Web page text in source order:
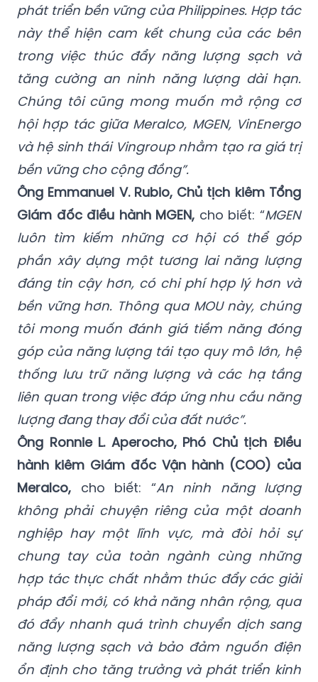
phát triển bền vững của Philippines. Hợp tác
này thể hiện cam kết chung của các bên
trong việc thúc đẩy năng lượng sạch và
tăng cường an ninh năng lượng dài hạn.
Chúng tôi cũng mong muốn mở rộng cơ
hội hợp tác giữa Meralco, MGEN, VinEnergo
và hệ sinh thái Vingroup nhằm tạo ra giá trị
bền vững cho cộng đồng”.
Ông Emmanuel V. Rubio, Chủ tịch kiêm Tổng
Giám đốc điều hành MGEN, cho biết: “MGEN
luôn tìm kiếm những cơ hội có thể góp
phần xây dựng một tương lai năng lượng
đáng tin cậy hơn, có chi phí hợp lý hơn và
bền vững hơn. Thông qua MOU này, chúng
tôi mong muốn đánh giá tiềm năng đóng
góp của năng lượng tái tạo quy mô lớn, hệ
thống lưu trữ năng lượng và các hạ tầng
liên quan trong việc đáp ứng nhu cầu năng
lượng đang thay đổi của đất nước”.
Ông Ronnie L. Aperocho, Phó Chủ tịch Điều
hành kiêm Giám đốc Vận hành (COO) của
Meralco, cho biết: “An ninh năng lượng
không phải chuyện riêng của một doanh
nghiệp hay một lĩnh vực, mà đòi hỏi sự
chung tay của toàn ngành cùng những
hợp tác thực chất nhằm thúc đẩy các giải
pháp đổi mới, có khả năng nhân rộng, qua
đó đẩy nhanh quá trình chuyển dịch sang
năng lượng sạch và bảo đảm nguồn điện
ổn định cho tăng trưởng và phát triển kinh